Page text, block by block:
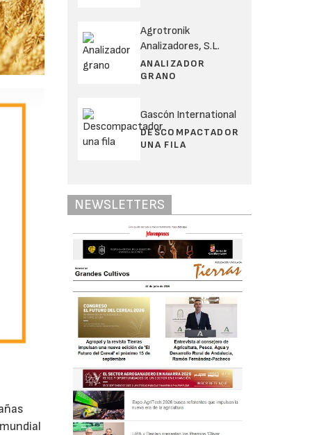
Agrotronik
Analizadores, S.L.
ANALIZADOR
GRANO
Gascón International
DESCOMPACTADOR
UNA FILA
NEWSLETTERS